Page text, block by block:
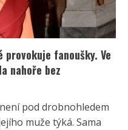
provokuje fanoušky. Ve
nahoře bez
pod drobnohledem
muže týká. Sama